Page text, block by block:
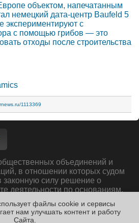
объектом, напечатанным
немецкий дата-центр Baufeld 5
экспериментируют с
с помощью грибов — это
отходы после строительства
1113369
объединений и
в отношении которых судом
законную силу решение о
деятельности по основаниям,
экстремистской
файлы cookie и сервисы
нам улучшать контент и работу
Cайта.